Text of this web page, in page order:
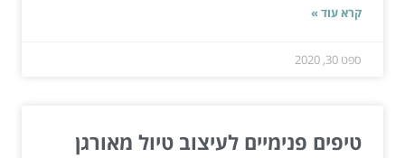
קרא עוד »
ספט 30, 2020
טיפים פנימיים לעיצוב טיול מאורגן